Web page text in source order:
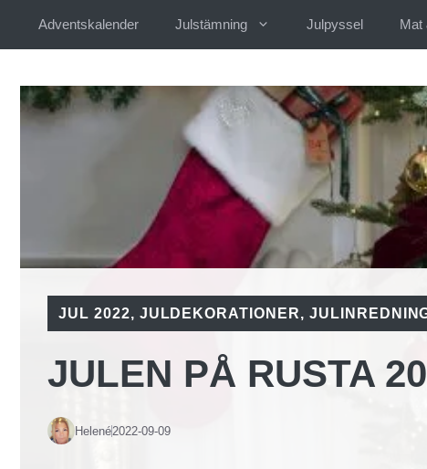
Adventskalender Julstämning Julpyssel Mat
JUL 2022, JULDEKORATIONER,
JULEN PÅ RUSTA
Helené2022-09-09